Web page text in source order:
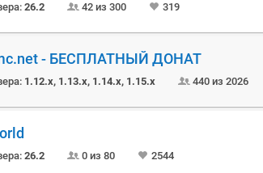
26.2 42 из 300 319
- БЕСПЛАТНЫЙ ДОНАТ
1.12.x, 1.13.x, 1.14.x, 1.15.x 440 из 2026
26.2 0 из 80 2544